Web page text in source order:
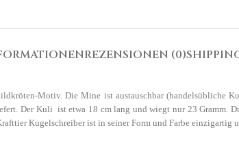
REZENSIONEN (0)
Motiv. Die Mine ist austauschbar (handelsübliche
Der Kuli ist etwa 18 cm lang und wiegt nur 23 Gramm.
Kugelschreiber ist in seiner Form und Farbe einzigartig